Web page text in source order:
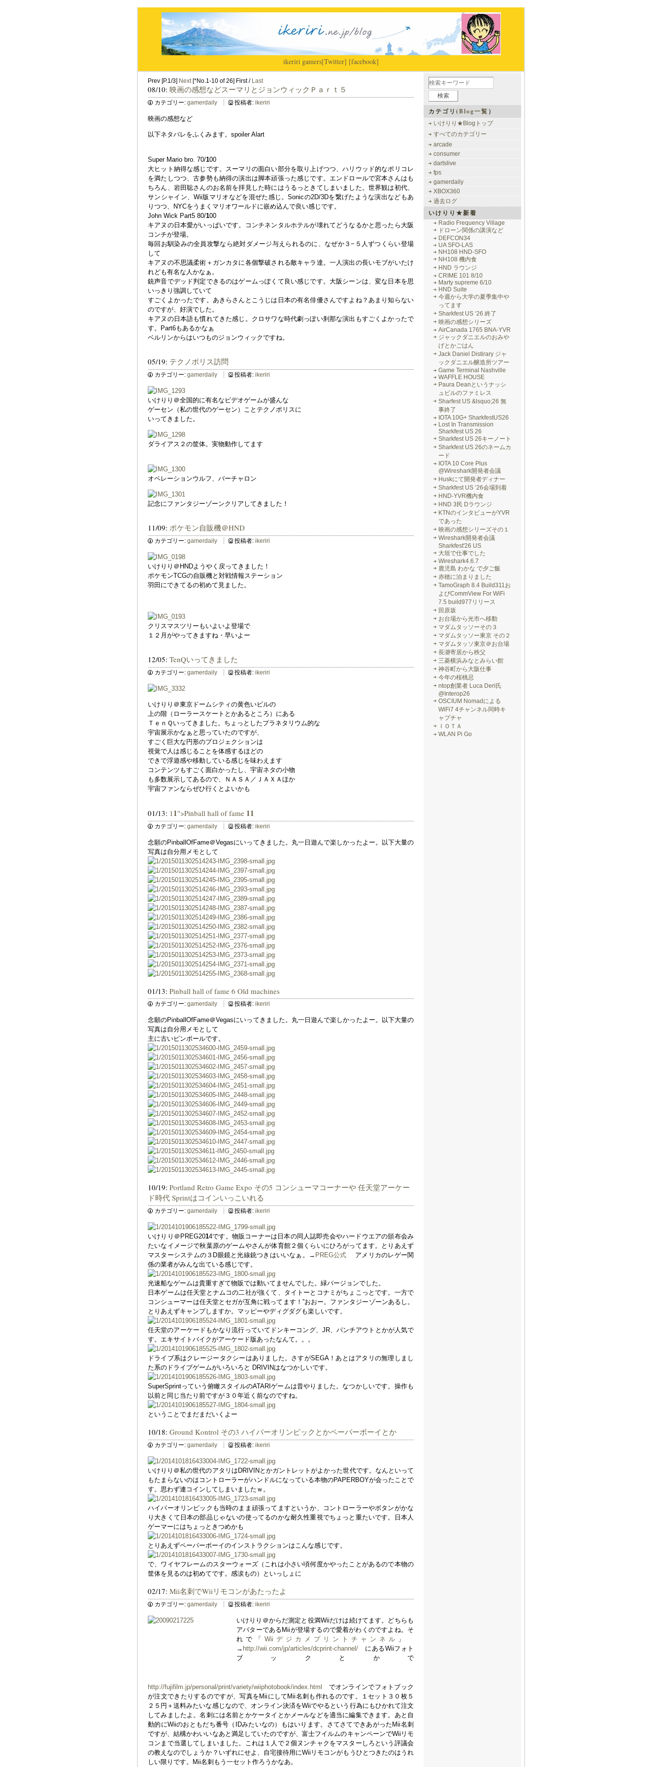
ikeriri|gamers[Twitter] [facebook]
Prev [P.1/3] Next[*No.1-10 of 26] First / Last
08/10: 映画の感想などスーマリとジョンウィックＰａｒｔ５
カテゴリー: gamerdaily 投稿者: ikeriri
映画の感想など
以下ネタバレをふくみます。spoiler Alart
Super Mario bro. 70/100
大ヒット納得な感じです。スーマリの面白い部分を取り上げつつ、ハリウッド的なポリコレ
を満たしつつ、古参勢も納得の演出は脚本頑張った感じです。エンドロールで宮本さんはも
ちろん、岩田聡さんのお名前を拝見した時にはうるっときてしまいました。世界観は初代、
サンシャイン、Wii版マリオなどを混ぜた感じ。Sonicの2D/3Dを繋げたような演出などもあ
りつつ、NYCをうまくマリオワールドに嵌め込んで良い感じです。
John Wick Part5 80/100
キアヌの日本愛がいっぱいです。コンチネンタルホテルが壊れてどうなるかと思ったら大阪
コンチが登場。
毎回お馴染みの全員攻撃なら絶対ダメージ与えられるのに、なぜか３−５人ずつくらい登場
して
キアヌの不思議柔術＋ガンカタに各個撃破される敵キャラ達。一人演出の長いモブがいたけ
れども有名な人かなぁ。
銃声音でデッド判定できるのはゲームっぽくて良い感じです。大阪シーンは、変な日本を思
いっきり強調していて
すごくよかったです。あきらさんとこうじは日本の有名俳優さんですよね？あまり知らない
のですが、好演でした。
キアヌの日本語も慣れてきた感じ。クロサワな時代劇っぽい刹那な演出もすごくよかったで
す。Part6もあるかなぁ
ベルリンからはいつものジョンウィックですね。
05/19: テクノポリス訪問
カテゴリー: gamerdaily 投稿者: ikeriri
いけりり＠全国的に有名なビデオゲームが盛んな
ゲーセン（私の世代のゲーセン）ことテクノポリスに
いってきました。
ダライアス２の筐体。実物動作してます
オペレーションウルフ、バーチャロン
記念にファンタジーゾーンクリアしてきました！
11/09: ポケモン自販機＠HND
カテゴリー: gamerdaily 投稿者: ikeriri
いけりり＠HNDようやく戻ってきました！
ポケモンTCGの自販機と対戦情報ステーション
羽田にできてるの初めて見ました。
クリスマスツリーもいよいよ登場で
１２月がやってきますね・早いよー
12/05: TenQいってきました
カテゴリー: gamerdaily 投稿者: ikeriri
いけりり＠東京ドームシティの黄色いビルの
上の階（ローラースケートとかあるところ）にある
ＴｅｎＱいってきました。ちょっとしたプラネタリウム的な
宇宙展示かなぁと思っていたのですが、
すごく巨大な円形のプロジェクションは
視覚で人は感じることを体感するほどの
できで浮遊感や移動している感じを味わえます
コンテンツもすごく面白かったし、宇宙ネタの小物
も多数展示してあるので、ＮＡＳＡ／ＪＡＸＡほか
宇宙ファンならぜひ行くとよいかも
01/13: 11">Pinball hall of fame 11
カテゴリー: gamerdaily 投稿者: ikeriri
念願のPinballOfFame＠Vegasにいってきました。丸一日遊んで楽しかったよー。以下大量の
写真は自分用メモとして
01/13: Pinball hall of fame 6 Old machines
カテゴリー: gamerdaily 投稿者: ikeriri
念願のPinballOfFame＠Vegasにいってきました。丸一日遊んで楽しかったよー。以下大量の
写真は自分用メモとして
主に古いピンボールです。
10/19: Portland Retro Game Expo その5 コンシューマコーナーや 任天堂アーケー
ド時代 Sprintはコインいっこいれる
カテゴリー: gamerdaily 投稿者: ikeriri
いけりり＠PREG2014です。物販コーナーは日本の同人誌即売会やハードウエアの頒布会み
たいなイメージで秋葉原のゲームやさんが体育館２個くらいにひろがってます。とりあえず
マスターシステムの３D眼鏡と光線銃つきはいいなぁ。→ PREG公式
アメリカのレゲー関
係の業者がみんな出ている感じです。
光速船なゲームは貴重すぎて物販では動いてませんでした。緑バージョンでした。
日本ゲームは任天堂とナムコの二社が強くて、タイトーとコナミがちょこっとです。一方で
コンシューマーは任天堂とセガが互角に戦ってます！”おおー。ファンタジーゾーンあるし。
とりあえずキャンプしますか。マッピーやディグダグも楽しいです。
任天堂のアーケードもかなり流行っていてドンキーコング、JR、パンチアウトとかが人気で
す。エキサイトバイクがアーケード版あったなんて。。。
ドライブ系はクレージータクシーはありました。さすがSEGA！あとはアタリの無理しまし
た系のドライブゲームがいろいろと DRIVINはなつかしいです。
SuperSprintっていう俯瞰スタイルのATARIゲームは昔やりました。なつかしいです。操作も
以前と同じ当たり前ですが３０年近く前なのですね。
ということでまだまだいくよー
10/18: Ground Kontrol その3 ハイパーオリンピックとかペーパーボーイとか
カテゴリー: gamerdaily 投稿者: ikeriri
いけりり＠私の世代のアタリはDRIVINとかガントレットがよかった世代です。なんといって
もたまらないのはコントローラーがハンドルになっている本物のPAPERBOYが会ったことで
す。思わず連コインしてしまいましたｗ。
ハイパーオリンピックも当時のまま頑張ってますというか、コントローラーやボタンがかな
り大きくて日本の部品じゃないの使ってるのかな耐久性重視でちょっと重たいです。日本人
ゲーマーにはちょっときつめかも
とりあえずペーパーボーイのインストラクションはこんな感じです。
で、ワイヤフレームのスターウォーズ（これは小さい頃何度かやったことがあるので本物の
筐体を見るのは初めてです。感涙もの）といっしょに
02/17: Mii名刺でWiiリモコンがあたったよ
カテゴリー: gamerdaily 投稿者: ikeriri
いけりり＠からだ測定と役満Wiiだけは続けてます。どちらも
アバターであるMiiが登場するので愛着がわくのですよね。そ
れで「 Wiiデジカメプリントチャンネル
」
→ http://wii.com/jp/articles/dcprint-channel/ にあるWiiフォト
ブックとかで
http://fujifilm.jp/personal/print/variety/wiiphotobook/index.html
でオンラインでフォトブック
が注文できたりするのですが、写真をMiiにしてMii名刺も作れるのです。１セット３０枚５
２５円＋送料みたいな感じなので、オンライン決済をWiiでやるという行為にもひかれて注文
してみましたよ。名刺には名前とかケータイとかメールなどを適当に編集できます。あと自
動的にWiiのおともだち番号（IDみたいなの）もはいります。さてさてできあがったMii名刺
ですが、結構かわいいなあと満足していたのですが、富士フイルムのキャンペーンでWiiリモ
コンまで当選してしまいました。これは１人で２個ヌンチャクをマスターしろという評議会
の教えなのでしょうか？いずれにせよ、自宅接待用にWiiリモコンがもうひとつきたのはうれ
しい限りです。Mii名刺もう一セット作ろうかなあ。
カテゴリ(Blog一覧）
いけりり★Blogトップ
すべてのカテゴリー
arcade
consumer
dartslive
fps
gamerdaily
XBOX360
過去ログ
いけりり★新着
Radio Frequency Village
ドローン関係の講演など
DEFCON34
UA SFO-LAS
NH108 HND-SFO
NH108 機内食
HND ラウンジ
CRIME 101 8/10
Marty supreme 6/10
HND Suite
今週から大学の夏季集中や
ってます
Sharkfest US ‘26 終了
映画の感想シリーズ
AirCanada 1765 BNA-YVR
ジャックダニエルのおみや
げとかごはん
Jack Daniel Distirary ジャ
ックダニエル醸造所ツアー
Game Terminal Nashville
WAFFLE HOUSE
Paura Deanというナッシ
ュビルのファミレス
Sharfest US &lsquo;26 無
事終了
IOTA 10G+ SharkfestUS26
Lost In Transmission
Sharkfest US 26
Sharkfest US 26キーノート
Sharkfest US 26のネームカ
ード
IOTA 10 Core Plus
@Wireshark開発者会議
Huskにて開発者ディナー
Sharkfest US ‘26会場到着
HND-YVR機内食
HND 3民 Dラウンジ
KTNのインタビューがYVR
であった
映画の感想シリーズその１
Wireshark開発者会議
Sharkfest'26 US
大垣で仕事でした
Wireshark4.6.7
鹿児島 わかな で夕ご飯
赤穂に泊まりました
TamoGraph 8.4 Build311お
よびCommView For WiFi
7.5 build977リリース
田原坂
お台場から光市へ移動
マダムタッソーその３
マダムタッソー東京 その２
マダムタッソ東京＠お台場
長瀞寄居から秩父
三菱横浜みなとみらい館
神谷町から大阪仕事
今年の桜桃忌
ntop創業者 Luca Deri氏
@Interop26
OSCIUM Nomadによる
WiFi7 4チャンネル同時キ
ャプチャ
ＩＯＴＡ
WLAN Pi Go